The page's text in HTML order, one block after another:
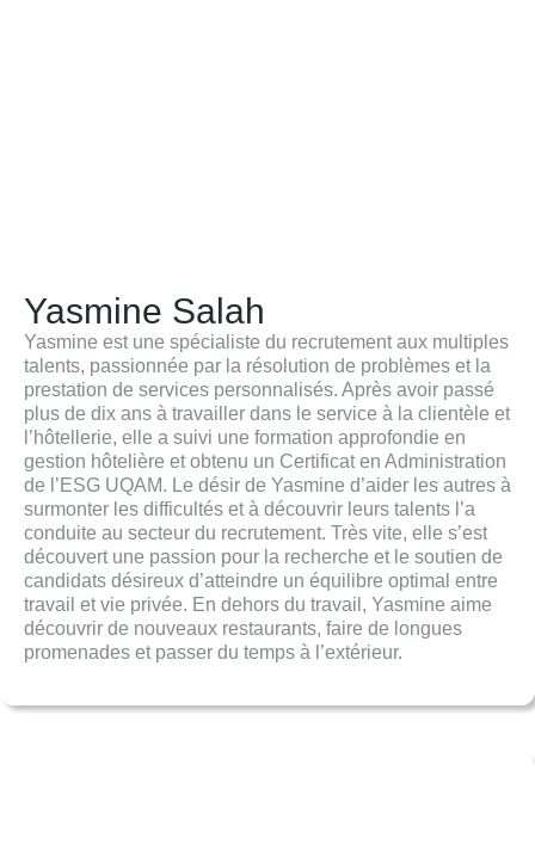
Yasmine Salah
Yasmine est une spécialiste du recrutement aux multiples
talents, passionnée par la résolution de problèmes et la
prestation de services personnalisés. Après avoir passé
plus de dix ans à travailler dans le service à la clientèle et
l’hôtellerie, elle a suivi une formation approfondie en
gestion hôtelière et obtenu un Certificat en Administration
de l’ESG UQAM. Le désir de Yasmine d’aider les autres à
surmonter les difficultés et à découvrir leurs talents l’a
conduite au secteur du recrutement. Très vite, elle s’est
découvert une passion pour la recherche et le soutien de
candidats désireux d’atteindre un équilibre optimal entre
travail et vie privée. En dehors du travail, Yasmine aime
découvrir de nouveaux restaurants, faire de longues
promenades et passer du temps à l’extérieur.